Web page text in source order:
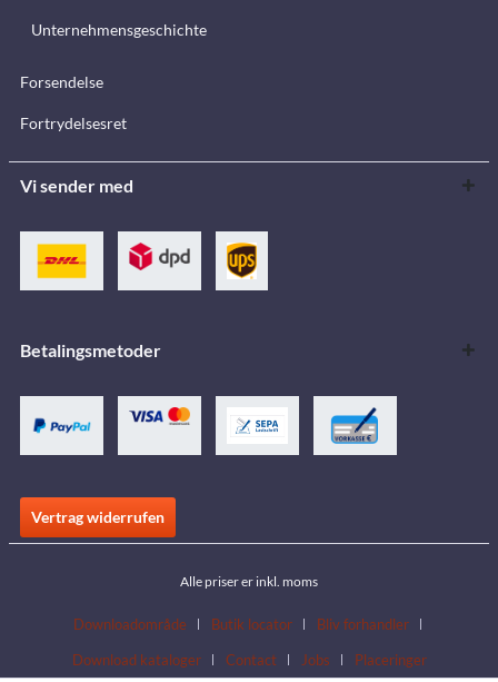
Unternehmensgeschichte
Forsendelse
Fortrydelsesret
Vi sender med
Betalingsmetoder
Vertrag widerrufen
Alle priser er inkl. moms
Downloadområde Butik locator
Bliv forhandler
Download kataloger
Contact Jobs Placeringer